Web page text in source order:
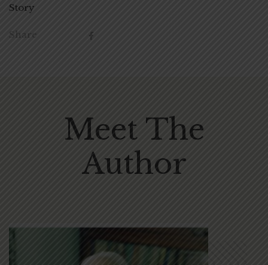
Story
Share
Meet The
Author